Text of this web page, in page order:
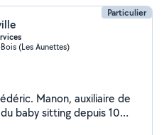
Particulier
(Les Aunettes)
Manon, auxiliaire de
baby sitting depuis 10